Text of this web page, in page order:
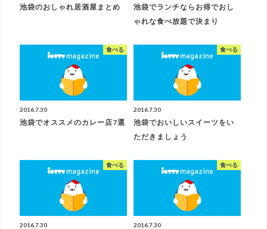
池袋のおしゃれ居酒屋まとめ
池袋でランチならお得でおし
ゃれな食べ放題で決まり
食べる
2016.7.30
池袋でオススメのカレー店7選
食べる
2016.7.30
池袋でおいしいスイーツをい
ただきましょう
食べる
2016.7.30
食べる
2016.7.30